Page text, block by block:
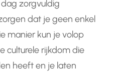
zorgvuldig
dat je geen enkel
manier kun je volop
culturele rijkdom die
heeft en je laten